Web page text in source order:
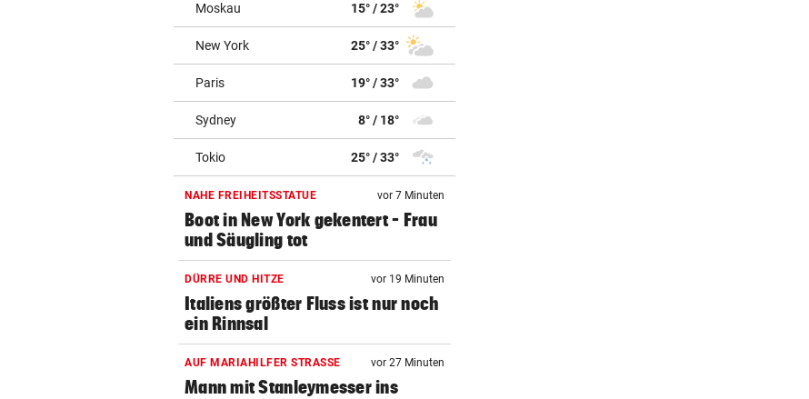
Moskau 15° / 23°
New York 25° / 33°
Paris 19° / 33°
Sydney 8° / 18°
Tokio 25° / 33°
NAHE FREIHEITSSTATUE vor 7 Minuten
Boot in New York gekentert – Frau
und Säugling tot
DÜRRE UND HITZE vor 19 Minuten
Italiens größter Fluss ist nur noch
ein Rinnsal
AUF MARIAHILFER STRASSE vor 27 Minuten
Mann mit Stanleymesser ins